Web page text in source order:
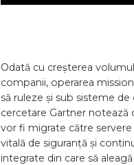
Odată cu creșterea
companii, operarea
să ruleze și sub sisteme
cercetare Gartner notează
vor fi migrate către
vitală de siguranță și
integrate din care să